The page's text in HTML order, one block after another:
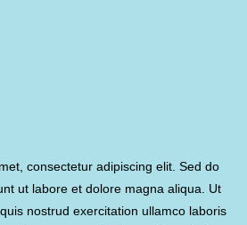
consectetur adipiscing elit. Sed do
ut labore et dolore magna aliqua. Ut
nostrud exercitation ullamco laboris